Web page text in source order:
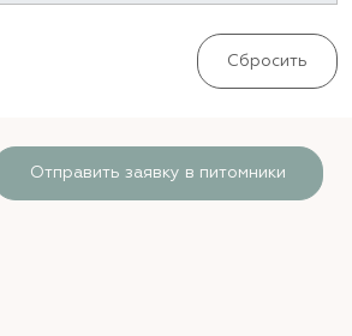
Сбросить
Отправить заявку в питомники